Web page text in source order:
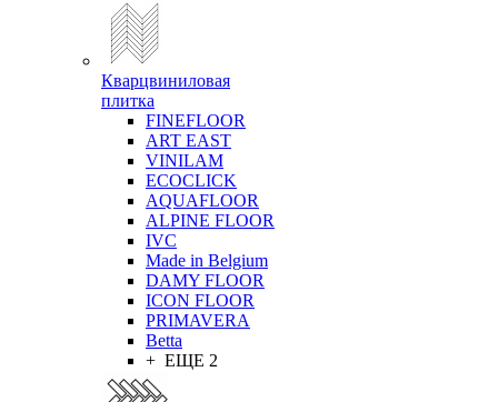
Кварцвиниловая
плитка
FINEFLOOR
ART EAST
VINILAM
ECOCLICK
AQUAFLOOR
ALPINE FLOOR
IVC
Made in Belgium
DAMY FLOOR
ICON FLOOR
PRIMAVERA
Betta
+ ЕЩЕ 2